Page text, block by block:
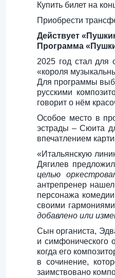
Купить билет на
Приобрести
Действует
Программа
2025 год стал для
«короля
Для программы
русскими
говорит о нём
Особое место в
эстрады – Сюита
впечатлением
«Итальянскую
Дягилев
целью
антрепренер
персонажа
своими
добавлено или
Сын органиста,
и симфонического
когда его
в сочинение,
заимствовано